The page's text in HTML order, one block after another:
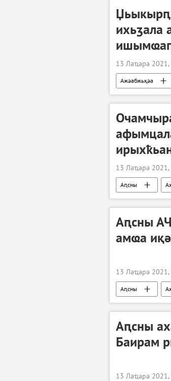
ихьӡала
13 Лаҵара 2021,
Ажәабжьқәа
13 Лаҵара 2021,
Аԥсны
Аԥсны
амҩа
13 Лаҵара 2021,
Аԥсны
Аԥсны
Баирам
13 Лаҵара 2021,